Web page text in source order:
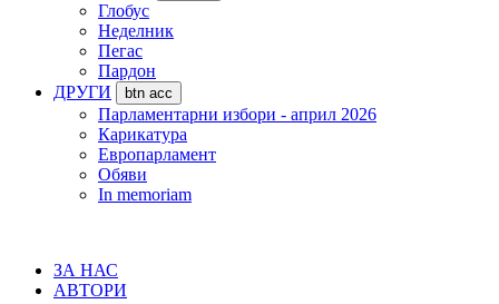
Глобус
Неделник
Пегас
Пардон
ДРУГИ
btn acc
Парламентарни избори - април 2026
Карикатура
Европарламент
Обяви
In memoriam
ЗА НАС
АВТОРИ